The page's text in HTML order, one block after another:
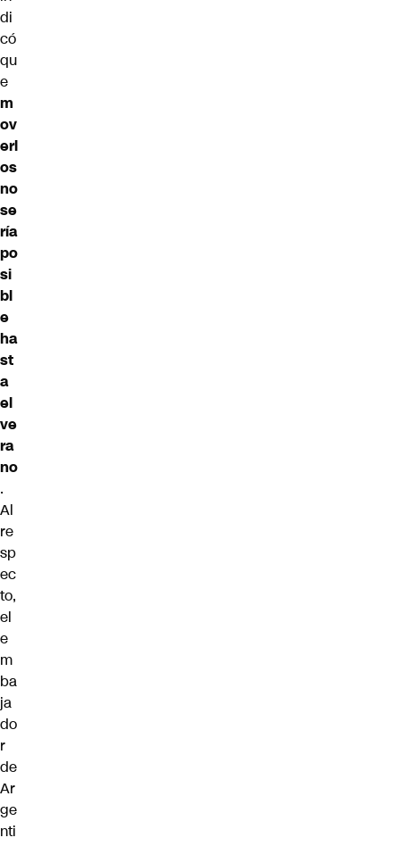
di
có
qu
e
m
ov
erl
os
no
se
ría
po
si
bl
e
ha
st
a
el
ve
ra
no
.
Al
re
sp
ec
to,
el
e
m
ba
ja
do
r
de
Ar
ge
nti